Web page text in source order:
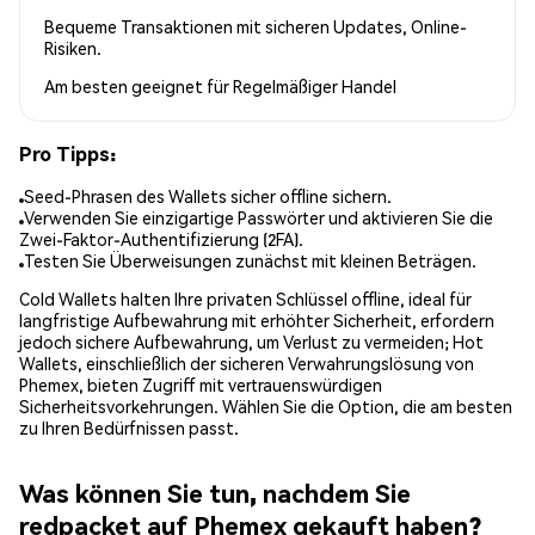
Bequeme Transaktionen mit sicheren Updates, Online-
Risiken.
Am besten geeignet fürRegelmäßiger Handel
Pro Tipps:
Seed-Phrasen des Wallets sicher offline sichern.
Verwenden Sie einzigartige Passwörter und aktivieren Sie die
Zwei-Faktor-Authentifizierung (2FA).
Testen Sie Überweisungen zunächst mit kleinen Beträgen.
Cold Wallets halten Ihre privaten Schlüssel offline, ideal für
langfristige Aufbewahrung mit erhöhter Sicherheit, erfordern
jedoch sichere Aufbewahrung, um Verlust zu vermeiden; Hot
Wallets, einschließlich der sicheren Verwahrungslösung von
Phemex, bieten Zugriff mit vertrauenswürdigen
Sicherheitsvorkehrungen. Wählen Sie die Option, die am besten
zu Ihren Bedürfnissen passt.
Was können Sie tun, nachdem Sie
redpacket auf Phemex gekauft haben?